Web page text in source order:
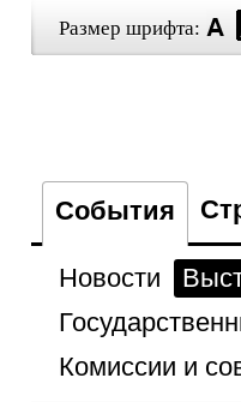
Размер шрифта:
События
Новости
Комиссии и